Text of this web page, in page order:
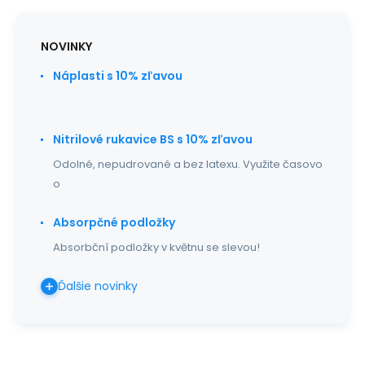
NOVINKY
Náplasti s 10% zľavou
Nitrilové rukavice BS s 10% zľavou
Odolné, nepudrované a bez latexu. Využite časovo
o
Absorpčné podložky
Absorbční podložky v květnu se slevou!
Ďalšie novinky